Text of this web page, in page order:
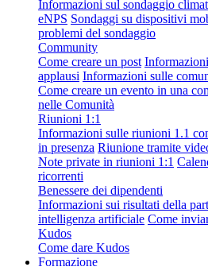
Informazioni sul sondaggio
eNPS Sondaggi su dispositivi
problemi del sondaggio
Community
Come creare un post
applausi Informazioni sulle
Come creare un evento in una
nelle Comunità
Riunioni 1:1
Informazioni sulle riunioni 1.1
in presenza Riunione tramite
Note private in riunioni 1:1
ricorrenti
Benessere dei dipendenti
Informazioni sui risultati della
intelligenza artificiale Come
Kudos
Come dare Kudos
Formazione